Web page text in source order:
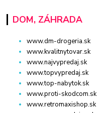
DOM, ZÁHRADA
www.dm-drogeria.sk
www.kvalitnytovar.sk
www.najvypredaj.sk
www.topvypredaj.sk
www.top-nabytok.sk
www.proti-skodcom.sk
www.retromaxishop.sk